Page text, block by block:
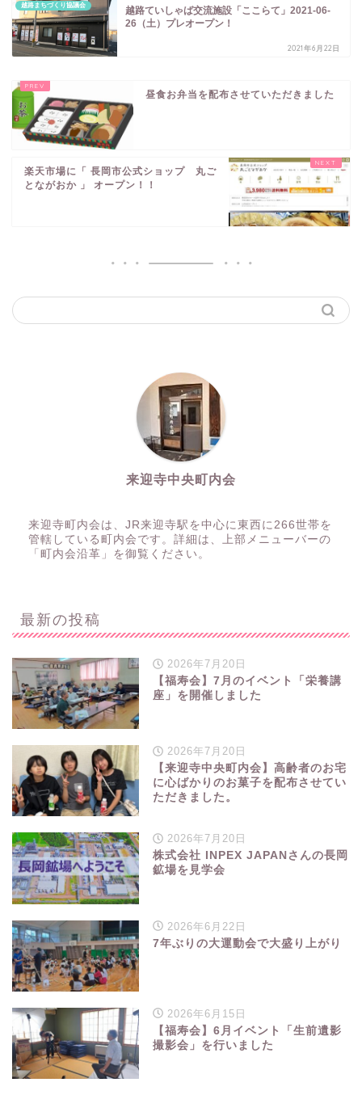
越路まちづくり協議会
越路ていしゃば交流施設「ここらて」2021-06-
26（土）プレオープン！
2021年6月22日
昼食お弁当を配布させていただきました
楽天市場に「 長岡市公式ショップ 丸ご
とながおか 」 オープン！！
来迎寺中央町内会
来迎寺町内会は、JR来迎寺駅を中心に東西に266世帯を
管轄している町内会です。詳細は、上部メニューバーの
「町内会沿革」を御覧ください。
最新の投稿
2026年7月20日
【福寿会】7月のイベント「栄養講
座」を開催しました
2026年7月20日
【来迎寺中央町内会】高齢者のお宅
に心ばかりのお菓子を配布させてい
ただきました。
2026年7月20日
株式会社 INPEX JAPANさんの長岡
鉱場を見学会
2026年6月22日
7年ぶりの大運動会で大盛り上がり
2026年6月15日
【福寿会】6月イベント「生前遺影
撮影会」を行いました